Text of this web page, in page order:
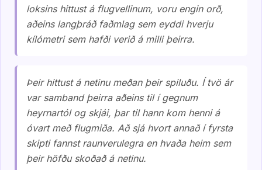
loksins hittust á flugvellinum, voru engin orð,
aðeins langþráð faðmlag sem eyddi hverju
kílómetri sem hafði verið á milli þeirra.
Þeir hittust á netinu meðan þeir spiluðu. Í tvö ár
var samband þeirra aðeins til í gegnum
heyrnartól og skjái, þar til hann kom henni á
óvart með flugmiða. Að sjá hvort annað í fyrsta
skipti fannst raunverulegra en hvaða heim sem
þeir höfðu skoðað á netinu.